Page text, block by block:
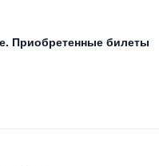
Приобретенные билеты